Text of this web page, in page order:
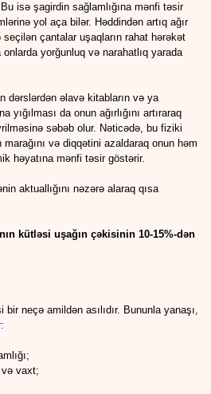
isə şagirdin sağlamlığına mənfi təsir
yol aça bilər. Həddindən artıq ağır
çantalar uşaqların rahat hərəkət
yorğunluq və narahatlıq yarada
dərslərdən əlavə kitabların və ya
yığılması da onun ağırlığını artıraraq
səbəb olur. Nəticədə, bu fiziki
və diqqətini azaldaraq onun həm
həyatına mənfi təsir göstərir.
aktuallığını nəzərə alaraq qısa
kütləsi uşağın çəkisinin 10-15%-dən
neçə amildən asılıdır. Bununla yanaşı,
:
və vaxt;